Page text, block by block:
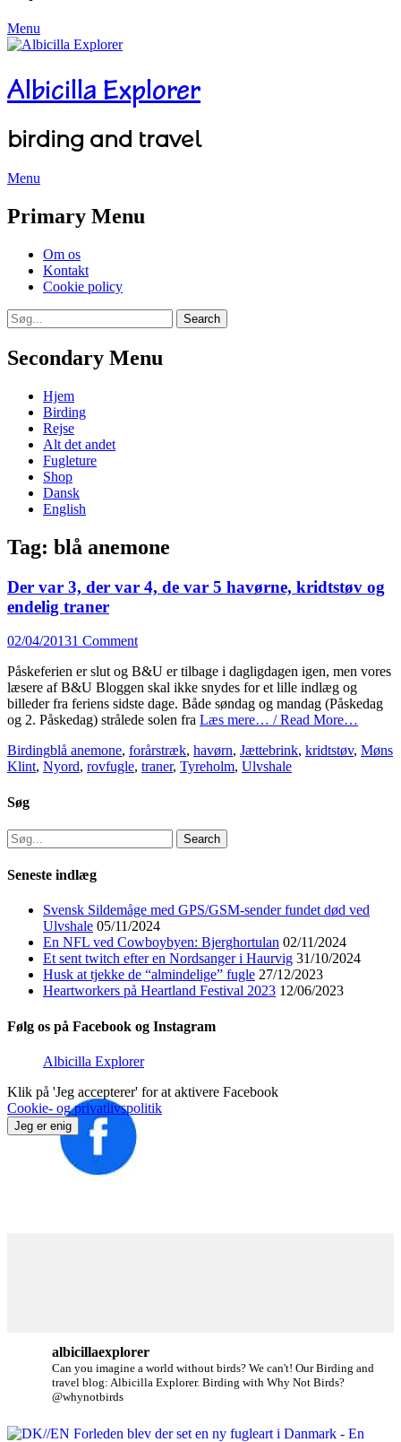
Menu
Albicilla Explorer
birding and travel
Menu
Primary Menu
Skip
content
Om os
Kontakt
Cookie policy
Search
Search
for:
Secondary Menu
Skip
content
Hjem
Birding
Rejse
Alt det andet
Fugleture
Shop
Dansk
English
Tag: blå anemone
Der var 3, der var 4, de var 5 havørne, kridtstøv og
endelig traner
Posted
02/04/20131 Comment
Påskeferien er slut og B&U er tilbage i dagligdagen igen, men vores
læsere af B&U Bloggen skal ikke snydes for et lille indlæg og
billeder fra feriens sidste dage. Både søndag og mandag (Påskedag
og 2. Påskedag) strålede solen fra Læs mere… / Read More…
Categories
BirdingTags
blå anemone, forårstræk, havørn, Jættebrink, kridtstøv, Møns
Klint, Nyord, rovfugle, traner, Tyreholm, Ulvshale
Søg
Search
for:
Seneste indlæg
Svensk Sildemåge med GPS/GSM-sender fundet død ved
Ulvshale 05/11/2024
En NFL ved Cowboybyen: Bjerghortulan 02/11/2024
Et sent twitch efter en Nordsanger i Haurvig 31/10/2024
Husk at tjekke de “almindelige” fugle 27/12/2023
Heartworkers på Heartland Festival 2023 12/06/2023
Følg os på Facebook og Instagram
Albicilla Explorer
Klik på 'Jeg accepterer' for at aktivere Facebook
Cookie- og privatlivspolitik
Jeg er enig
albicillaexplorer
Can you imagine a world without birds? We can't! Our Birding and
travel blog: Albicilla Explorer. Birding with Why Not Birds?
@whynotbirds